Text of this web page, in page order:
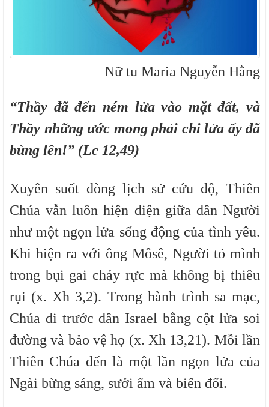
Nữ tu Maria Nguyễn Hằng
“Thầy đã đến ném lửa vào mặt đất, và
Thầy những ước mong phải chi lửa ấy đã
bùng lên!” (Lc 12,49)
Xuyên suốt dòng lịch sử cứu độ, Thiên
Chúa vẫn luôn hiện diện giữa dân Người
như một ngọn lửa sống động của tình yêu.
Khi hiện ra với ông Môsê, Người tỏ mình
trong bụi gai cháy rực mà không bị thiêu
rụi (x. Xh 3,2). Trong hành trình sa mạc,
Chúa đi trước dân Israel bằng cột lửa soi
đường và bảo vệ họ (x. Xh 13,21). Mỗi lần
Thiên Chúa đến là một lần ngọn lửa của
Ngài bừng sáng, sưởi ấm và biến đổi.